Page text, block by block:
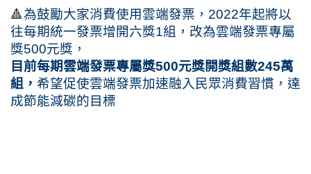
🔺為鼓勵大家消費使用雲端發票，2022年起將以
往每期統一發票增開六獎1組，改為雲端發票專屬
獎500元獎，
目前每期雲端發票專屬獎500元獎開獎組數245萬
組， 希望促使雲端發票加速融入民眾消費習慣，達
成節能減碳的目標